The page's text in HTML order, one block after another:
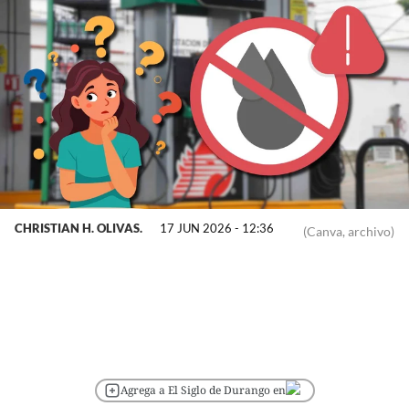
(Canva, archivo)
CHRISTIAN H. OLIVAS. 17 JUN 2026 - 12:36
Agrega a El Siglo de Durango en